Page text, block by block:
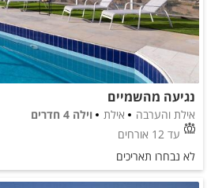
נגיעה מהשמיים
אילת והערבה אילת
וילה 4 חדרים
עד 12 אורחים
לא נבחרו תאריכים